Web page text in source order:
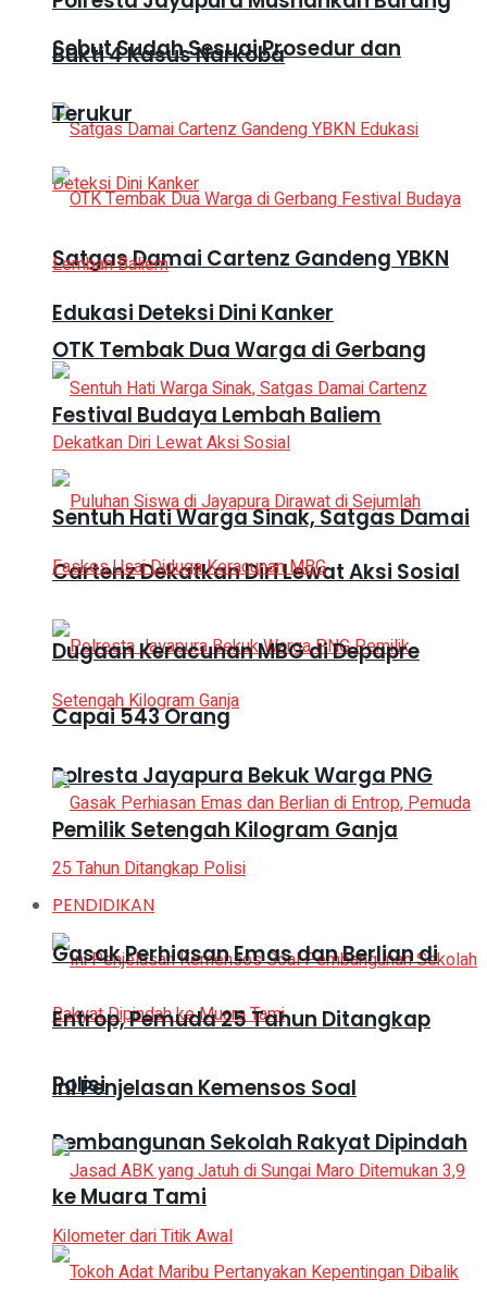
Bukti 4 Kasus Narkoba
Satgas Damai Cartenz Gandeng YBKN
Edukasi Deteksi Dini Kanker
Sentuh Hati Warga Sinak, Satgas Damai
Cartenz Dekatkan Diri Lewat Aksi Sosial
Polresta Jayapura Bekuk Warga PNG
Pemilik Setengah Kilogram Ganja
PENDIDIKAN
Ini Penjelasan Kemensos Soal
Pembangunan Sekolah Rakyat Dipindah
ke Muara Tami
Sebut Sudah Sesuai Prosedur dan
Terukur
OTK Tembak Dua Warga di Gerbang
Festival Budaya Lembah Baliem
Dugaan Keracunan MBG di Depapre
Capai 543 Orang
Gasak Perhiasan Emas dan Berlian di
Entrop, Pemuda 25 Tahun Ditangkap
Polisi